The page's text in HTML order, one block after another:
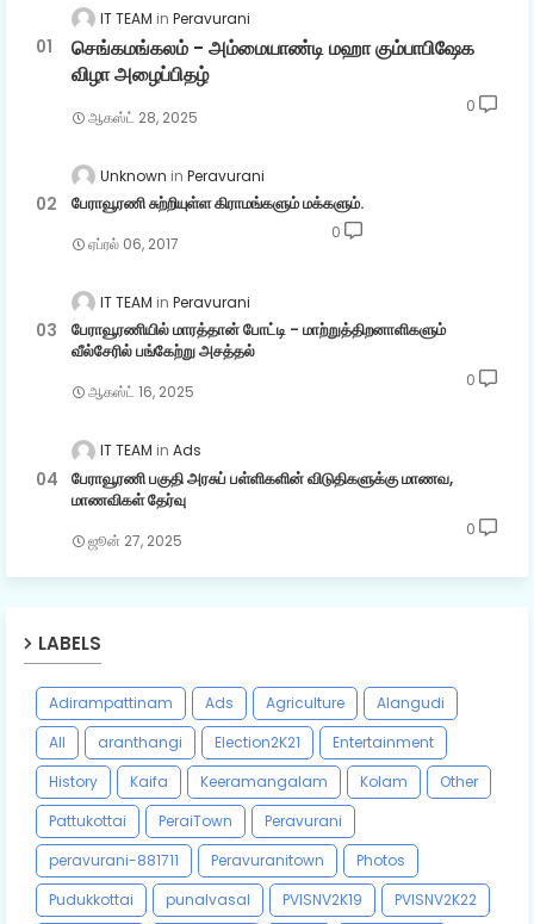
IT TEAM Peravurani
செங்கமங்கலம் - அம்மையாண்டி மஹா கும்பாபிஷேக
விழா அழைப்பிதழ்
ஆகஸ்ட் 28, 2025
0
Unknown Peravurani
பேராவூரணி சுற்றியுள்ள கிராமங்களும் மக்களும்.
ஏப்ரல் 06, 2017
0
IT TEAM Peravurani
பேராவூரணியில் மாரத்தான் போட்டி - மாற்றுத்திறனாளிகளும்
வீல்சேரில் பங்கேற்று அசத்தல்
ஆகஸ்ட் 16, 2025
0
IT TEAM Ads
பேராவூரணி பகுதி அரசுப் பள்ளிகளின் விடுதிகளுக்கு மாணவ,
மாணவிகள் தேர்வு
ஜூன் 27, 2025
0
LABELS
Adirampattinam Ads Agriculture
Alangudi
All
aranthangi Election2K21
Entertainment
History
Kaifa Keeramangalam Kolam
Other
Pattukottai
PeraiTown
Peravurani
peravurani-881711
Peravuranitown
Photos
Pudukkottai
punalvasal PVISNV2K19
PVISNV2K22